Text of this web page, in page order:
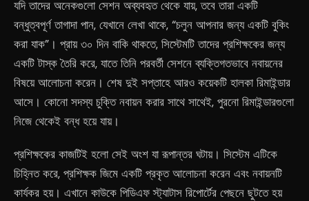
যদি তাদের অনেকগুলো সেশন অব্যবহৃত থেকে যায়, তবে তারা একটি
বন্ধুত্বপূর্ণ তাগাদা পান, যেখানে লেখা থাকে, “চলুন আপনার জন্য একটি বুকিং
করা যাক”। প্রায় ৩০ দিন বাকি থাকতে, সিস্টেমটি তাদের প্রশিক্ষকের জন্য
একটি টাস্ক তৈরি করে, যাতে তিনি পরবর্তী সেশনে ব্যক্তিগতভাবে নবায়নের
বিষয়ে আলোচনা করেন। শেষ দুই সপ্তাহে আরও কয়েকটি হালকা রিমাইন্ডার
আসে। কোনো সদস্য চুক্তি নবায়ন করার সাথে সাথেই, পুরনো রিমাইন্ডারগুলো
নিজে থেকেই বন্ধ হয়ে যায়।
প্রশিক্ষকের কাজটিই হলো সেই অংশ যা রূপান্তর ঘটায়। সিস্টেম এটিকে
চিহ্নিত করে, প্রশিক্ষক জিমে একটি প্রকৃত আলোচনা করেন এবং নবায়নটি
কার্যকর হয়। এখানে কাউকে পিডিএফ স্ট্যাটাস রিপোর্টের পেছনে ছুটতে হয়